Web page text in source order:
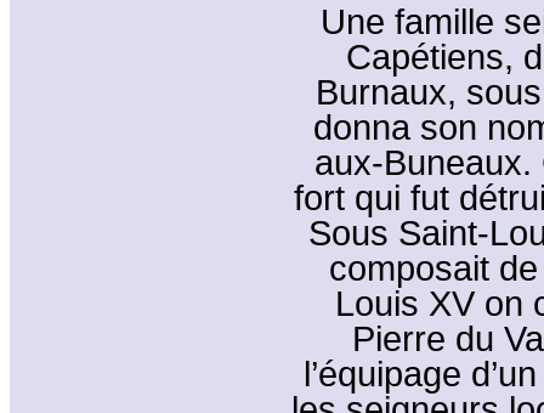
Une famille
Capétiens,
Burnaux,
donna son
aux-
fort qui fut
Sous Saint-
composait
Louis XV on
Pierre du
l’équipage